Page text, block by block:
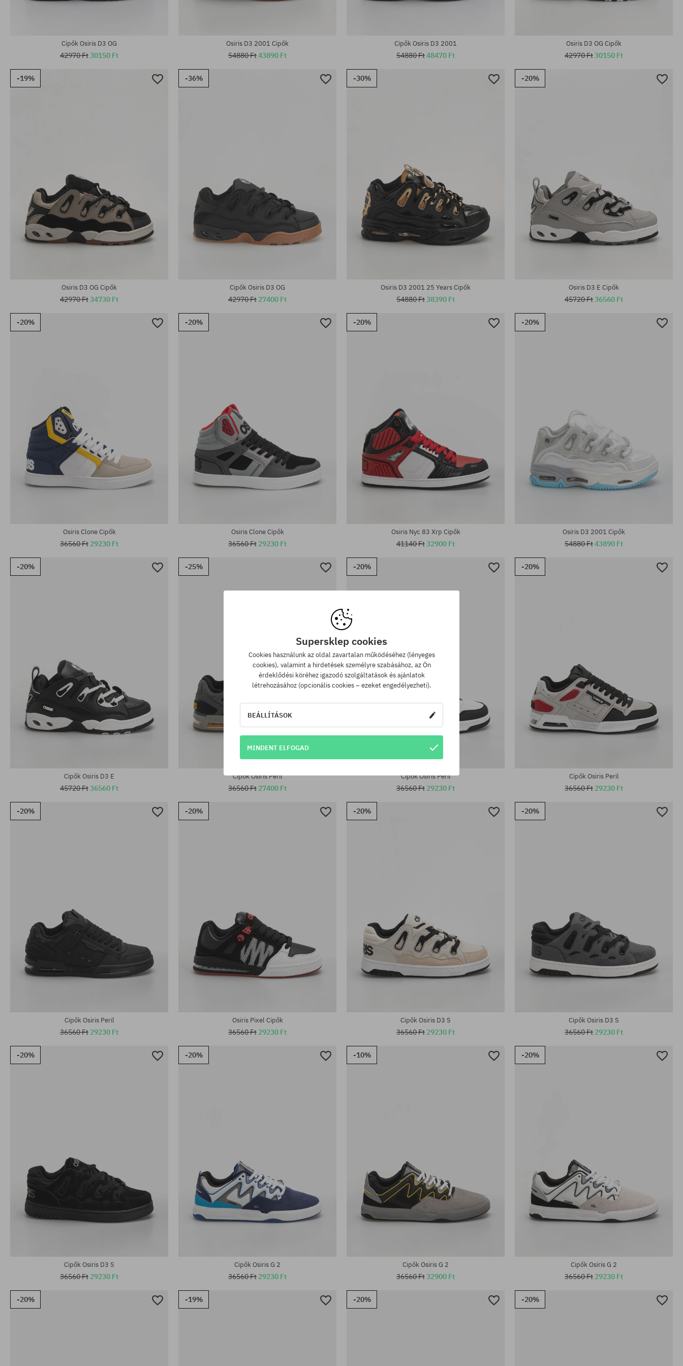
Cipők Osiris D3 OG
42970 Ft30150 Ft
Osiris D3 2001 Cipők
54880 Ft43890 Ft
Cipők Osiris D3 2001
54880 Ft48470 Ft
Osiris D3 OG Cipők
42970 Ft30150 Ft
-19%
Osiris D3 OG Cipők
42970 Ft34730 Ft
-36%
Cipők Osiris D3 OG
42970 Ft 27400 Ft
-30%
Osiris D3 2001 25 Years Cipők
54880 Ft38390 Ft
-20%
Osiris D3 E Cipők
45720 Ft36560 Ft
-20%
Osiris Clone Cipők
36560 Ft 29230 Ft
-20%
Osiris Clone Cipők
36560 Ft 29230 Ft
-20%
Osiris Nyc 83 Xrp Cipők
41140 Ft32900 Ft
-20%
Osiris D3 2001 Cipők
54880 Ft43890 Ft
-20%
Cipők Osiris D3 E
45720 Ft36560 Ft
-25%
Cipők Osiris Peril
36560 Ft 27400 Ft
-20%
Cipők Osiris Peril
36560 Ft 29230 Ft
-20%
Cipők Osiris Peril
36560 Ft 29230 Ft
-20%
Cipők Osiris Peril
36560 Ft 29230 Ft
-20%
Osiris Pixel Cipők
36560 Ft 29230 Ft
-20%
Cipők Osiris D3 S
36560 Ft 29230 Ft
-20%
Cipők Osiris D3 S
36560 Ft 29230 Ft
-20%
Cipők Osiris D3 S
36560 Ft 29230 Ft
-20%
Cipők Osiris G 2
36560 Ft 29230 Ft
-10%
Cipők Osiris G 2
36560 Ft32900 Ft
-20%
Cipők Osiris G 2
36560 Ft 29230 Ft
-20% -19% -20% -20%
Supersklep cookies
Cookies használunk az oldal zavartalan működéséhez (lényeges
cookies), valamint a hirdetések személyre szabásához, az Ön
érdeklődési köréhez igazodó szolgáltatások és ajánlatok
létrehozásához (opcionális cookies – ezeket engedélyezheti).
BEÁLLÍTÁSOK
MINDENT ELFOGAD